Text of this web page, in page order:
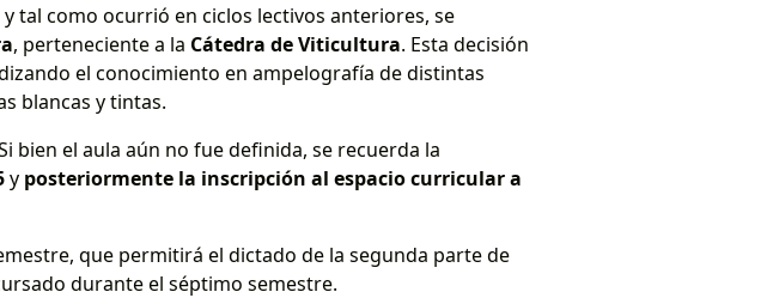
y tal como ocurrió en ciclos lectivos anteriores, se
, perteneciente a la Cátedra de Viticultura. Esta decisión
el conocimiento en ampelografía de distintas
blancas y tintas.
bien el aula aún no fue definida, se recuerda la
y posteriormente la inscripción al espacio curricular a
que permitirá el dictado de la segunda parte de
durante el séptimo semestre.